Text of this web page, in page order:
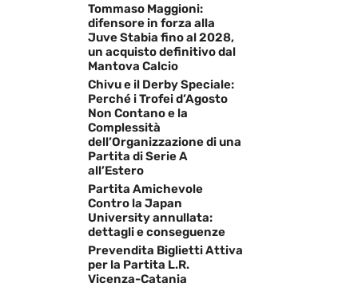
Tommaso Maggioni:
difensore in forza alla
Juve Stabia fino al 2028,
un acquisto definitivo dal
Mantova Calcio
Chivu e il Derby Speciale:
Perché i Trofei d’Agosto
Non Contano e la
Complessità
dell’Organizzazione di una
Partita di Serie A
all’Estero
Partita Amichevole
Contro la Japan
University annullata:
dettagli e conseguenze
Prevendita Biglietti Attiva
per la Partita L.R.
Vicenza-Catania